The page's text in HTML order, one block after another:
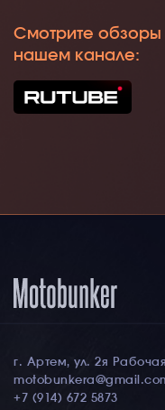
Смотрите обзоры
нашем канале:
г. Артем, ул. 2я
+7 (914) 672 5873